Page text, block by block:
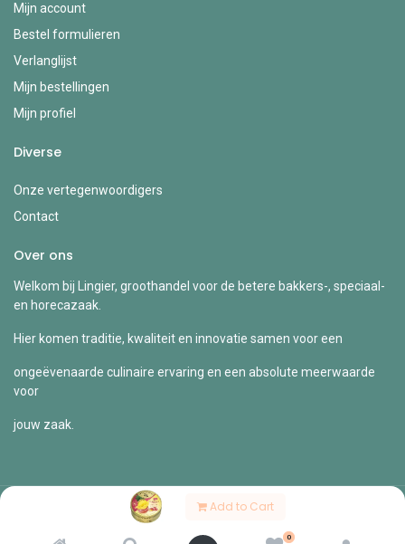
Add to Cart
0
Mijn account
Bestel formulieren
Verlanglijst
Mijn bestellingen
Mijn profiel
Diverse
Onze vertegenwoordigers
Contact
Over ons
Welkom bij Lingier, groothandel voor de betere bakkers-, speciaal-
en horecazaak.
Hier komen traditie, kwaliteit en innovatie samen voor een
ongeëvenaarde culinaire ervaring en een absolute meerwaarde
voor
jouw zaak.
Copyright © Lingier